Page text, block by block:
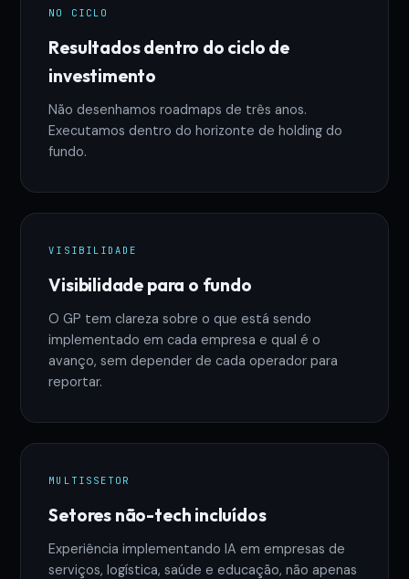
NO CICLO
Resultados dentro do ciclo de
investimento
Não desenhamos roadmaps de três anos.
Executamos dentro do horizonte de holding do
fundo.
VISIBILIDADE
Visibilidade para o fundo
O GP tem clareza sobre o que está sendo
implementado em cada empresa e qual é o
avanço, sem depender de cada operador para
reportar.
MULTISSETOR
Setores não-tech incluídos
Experiência implementando IA em empresas de
serviços, logística, saúde e educação, não apenas